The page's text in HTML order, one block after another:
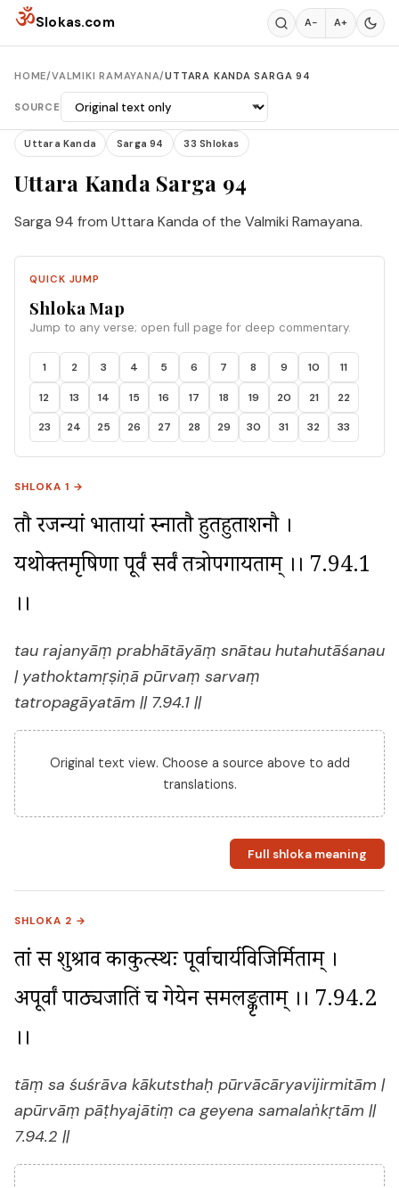
Skip to content
ॐSlokas.com A− A+
HOME/VALMIKI RAMAYANA/UTTARA KANDA SARGA 94
SOURCE
Uttara Kanda Sarga 94 33 Shlokas
Uttara Kanda Sarga 94
Sarga 94 from Uttara Kanda of the Valmiki Ramayana.
QUICK JUMP
Shloka Map
Jump to any verse; open full page for deep commentary.
1 2 3 4 5 6 7 8 9 10 11
12 13 14 15 16 17 18 19 20 21 22
23 24 25 26 27 28 29 30 31 32 33
SHLOKA 1 →
तौ रजन्यां प्रभातायां स्नातौ हुतहुताशनौ ।
यथोक्तमृषिणा पूर्वं सर्वं तत्रोपगायताम् ।। 7.94.1
।।
tau rajanyāṃ prabhātāyāṃ snātau hutahutāśanau
| yathoktamṛṣiṇā pūrvaṃ sarvaṃ
tatropagāyatām || 7.94.1 ||
Original text view. Choose a source above to add
translations.
Full shloka meaning
SHLOKA 2 →
तां स शुश्राव काकुत्स्थः पूर्वाचार्यविजिर्मिताम् ।
अपूर्वां पाठ्यजातिं च गेयेन समलङ्कृताम् ।। 7.94.2
।।
tāṃ sa śuśrāva kākutsthaḥ pūrvācāryavijirmitām |
apūrvāṃ pāṭhyajātiṃ ca geyena samalaṅkṛtām ||
7.94.2 ||